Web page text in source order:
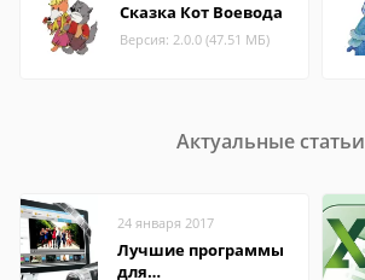
Сказка Кот Воевода
Версия: 2.0.0 (47.51 МБ)
Актуальные статьи
24 января 2017
Лучшие программы
для